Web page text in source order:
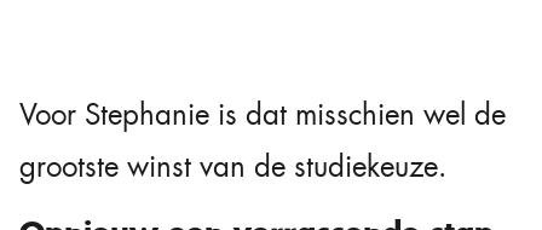
Voor Stephanie is dat misschien wel de
grootste winst van de studiekeuze.